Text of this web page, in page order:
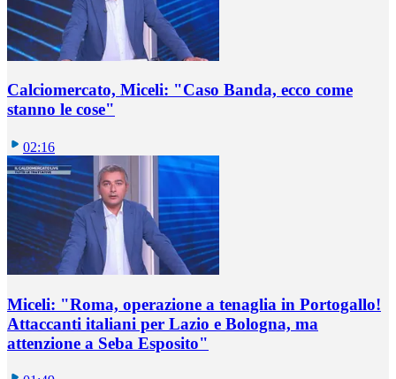
Calciomercato, Miceli: "Caso Banda, ecco come
stanno le cose"
02:16
Miceli: "Roma, operazione a tenaglia in Portogallo!
Attaccanti italiani per Lazio e Bologna, ma
attenzione a Seba Esposito"